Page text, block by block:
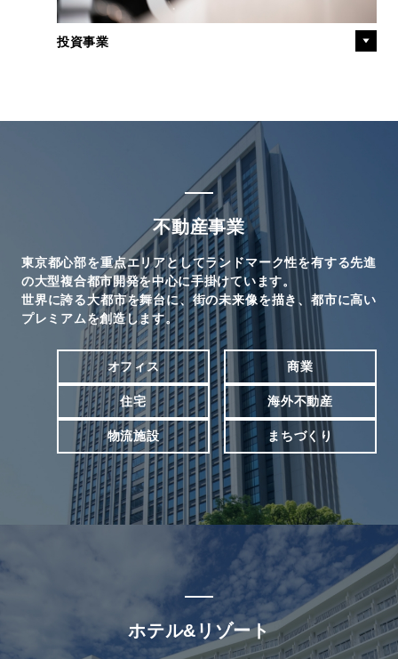
投資事業
不動産事業
東京都心部を重点エリアとしてランドマーク性を有する先進
の大型複合都市開発を中心に手掛けています。
世界に誇る大都市を舞台に、街の未来像を描き、都市に高い
プレミアムを創造します。
オフィス 商業
住宅 海外不動産
物流施設 まちづくり
ホテル&リゾート